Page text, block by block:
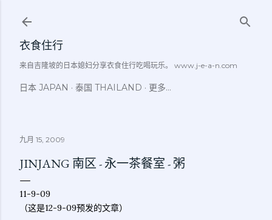
衣食住行
来自吉隆坡的日本媳妇分享衣食住行吃喝玩乐。 www.j-e-a-n.com
日本 JAPAN 泰国 THAILAND 更多…
九月 15, 2009
JINJANG 南区 - 永一茶餐室 - 粥
11-9-09
（这是12-9-09预发的文章）